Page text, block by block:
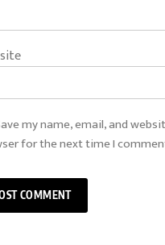
my name, email, and
for the next time I